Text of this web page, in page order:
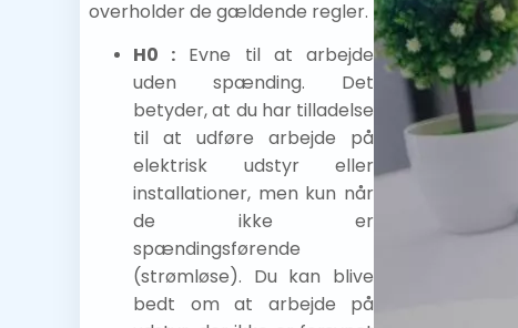
overholder de gældende regler.
H0 : Evne til at arbejde
uden spænding. Det
betyder, at du har tilladelse
til at udføre arbejde på
elektrisk udstyr eller
installationer, men kun når
de ikke er
spændingsførende
(strømløse). Du kan blive
bedt om at arbejde på